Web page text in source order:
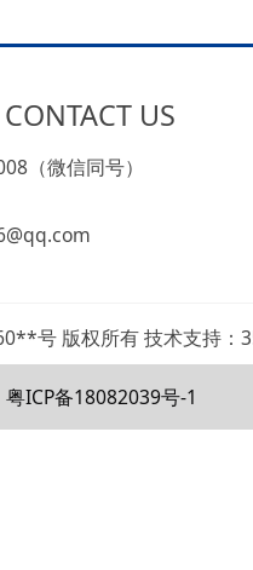
CONTACT US
（微信同号）
号 版权所有 技术支持：
粤ICP备18082039号-1